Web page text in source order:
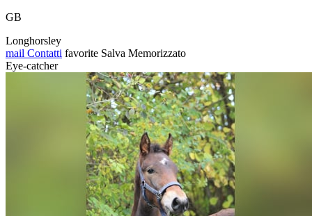
GB
Longhorsley
mail Contatti favorite Salva Memorizzato
Eye-catcher